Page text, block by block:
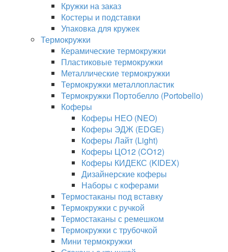
Кружки на заказ
Костеры и подставки
Упаковка для кружек
Термокружки
Керамические термокружки
Пластиковые термокружки
Металлические термокружки
Термокружки металлопластик
Термокружки Портобелло (Portobello)
Коферы
Коферы НЕО (NEO)
Коферы ЭДЖ (EDGE)
Коферы Лайт (Light)
Коферы ЦО12 (CO12)
Коферы КИДЕКС (KIDEX)
Дизайнерские коферы
Наборы с коферами
Термостаканы под вставку
Термокружки с ручкой
Термостаканы с ремешком
Термокружки с трубочкой
Мини термокружки